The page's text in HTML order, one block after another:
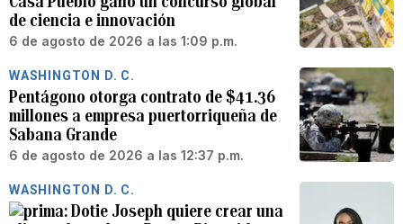
de ciencia e innovación
6 de agosto de 2026 a las 1:09 p.m.
WASHINGTON D. C.
Pentágono otorga contrato de $41.36
millones a empresa puertorriqueña de
Sabana Grande
6 de agosto de 2026 a las 12:37 p.m.
WASHINGTON D. C.
Dotie Joseph quiere crear una